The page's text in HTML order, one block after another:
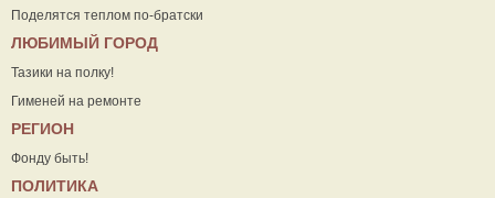
Поделятся теплом по-братски
ЛЮБИМЫЙ ГОРОД
Тазики на полку!
Гименей на ремонте
РЕГИОН
Фонду быть!
ПОЛИТИКА